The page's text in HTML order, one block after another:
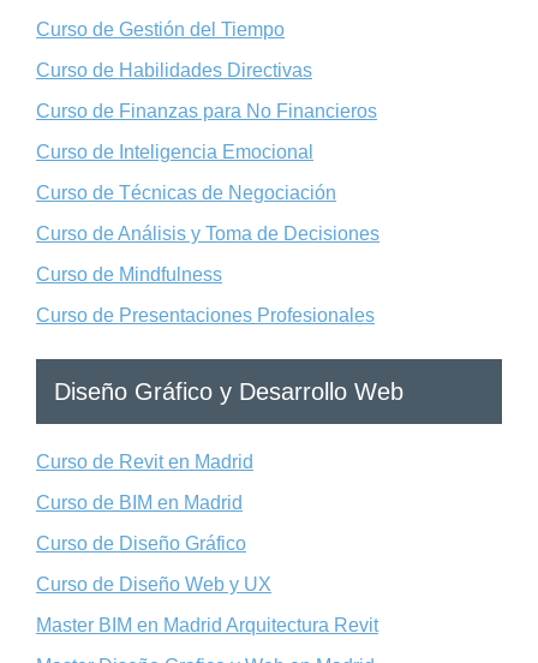
Curso de Gestión del Tiempo
Curso de Habilidades Directivas
Curso de Finanzas para No Financieros
Curso de Inteligencia Emocional
Curso de Técnicas de Negociación
Curso de Análisis y Toma de Decisiones
Curso de Mindfulness
Curso de Presentaciones Profesionales
Diseño Gráfico y Desarrollo Web
Curso de Revit en Madrid
Curso de BIM en Madrid
Curso de Diseño Gráfico
Curso de Diseño Web y UX
Master BIM en Madrid Arquitectura Revit